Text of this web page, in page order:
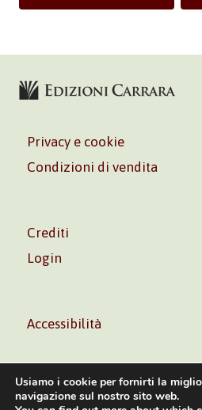
Privacy e cookie
Condizioni di vendita
Crediti
Login
Accessibilità
Usiamo i cookie per fornirti la
navigazione sul nostro sito web.